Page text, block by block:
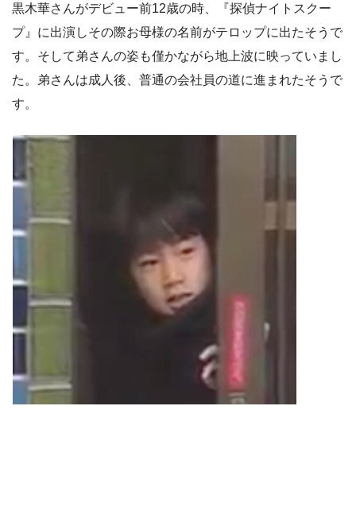
黒木華さんがデビュー前12歳の時、『探偵ナイトスクー
プ』に出演しその際お母様の名前がテロップに出たそうで
す。そして弟さんの姿も僅かながら地上波に映っていまし
た。弟さんは成人後、普通の会社員の道に進まれたそうで
す。